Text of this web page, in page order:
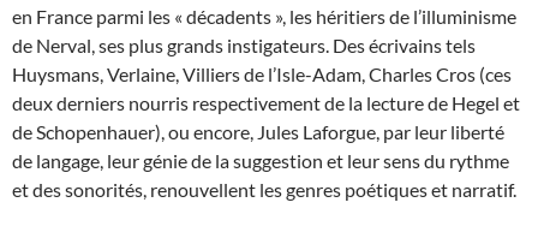
en France parmi les « décadents », les héritiers de l’illuminisme
de Nerval, ses plus grands instigateurs. Des écrivains tels
Huysmans, Verlaine, Villiers de l’Isle-Adam, Charles Cros (ces
deux derniers nourris respectivement de la lecture de Hegel et
de Schopenhauer), ou encore, Jules Laforgue, par leur liberté
de langage, leur génie de la suggestion et leur sens du rythme
et des sonorités, renouvellent les genres poétiques et narratif.